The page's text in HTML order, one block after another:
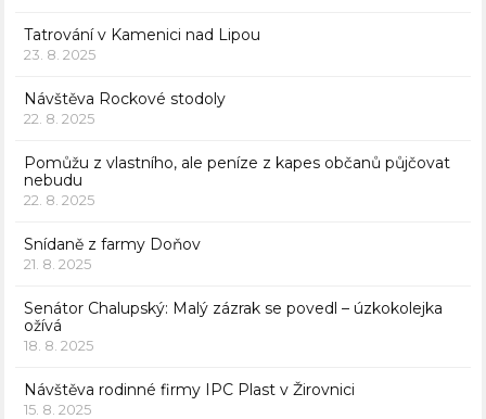
Tatrování v Kamenici nad Lipou
23. 8. 2025
Návštěva Rockové stodoly
22. 8. 2025
Pomůžu z vlastního, ale peníze z kapes občanů půjčovat
nebudu
22. 8. 2025
Snídaně z farmy Doňov
21. 8. 2025
Senátor Chalupský: Malý zázrak se povedl – úzkokolejka
ožívá
18. 8. 2025
Návštěva rodinné firmy IPC Plast v Žirovnici
15. 8. 2025